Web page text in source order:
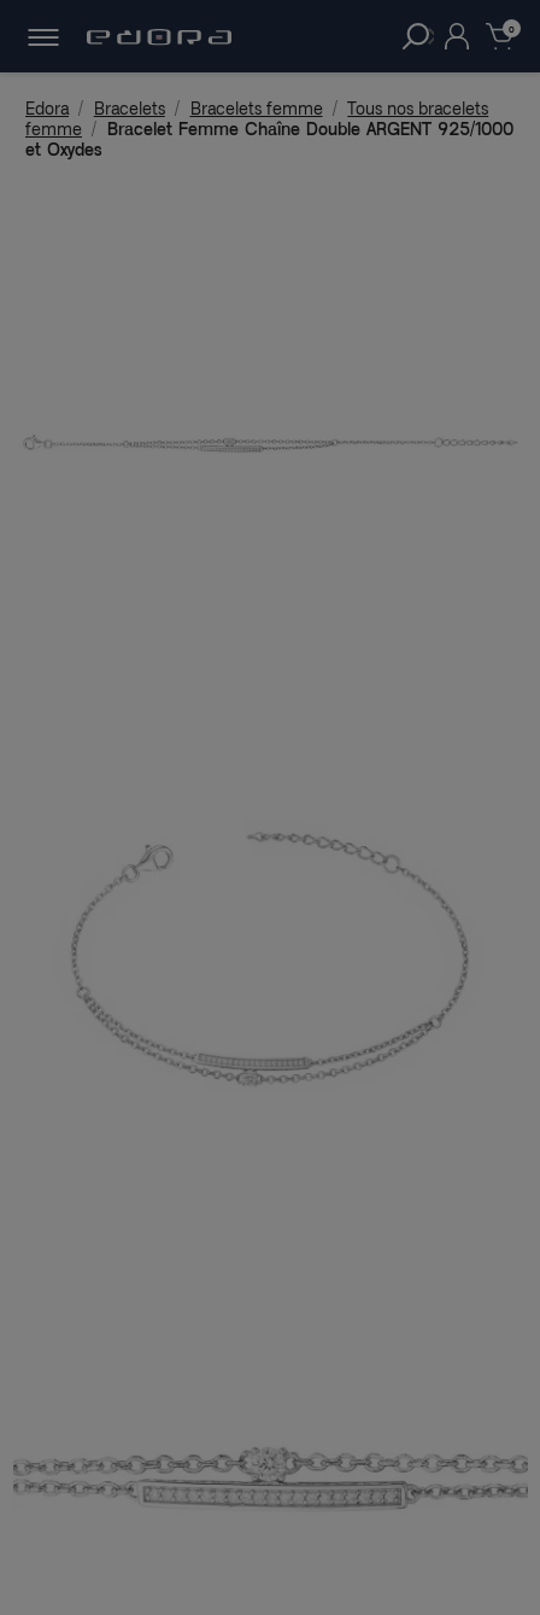
clear 0
Edora Bracelets Bracelets femme
Tous nos bracelets
femme
Bracelet Femme Chaîne Double ARGENT 925/1000
et Oxydes